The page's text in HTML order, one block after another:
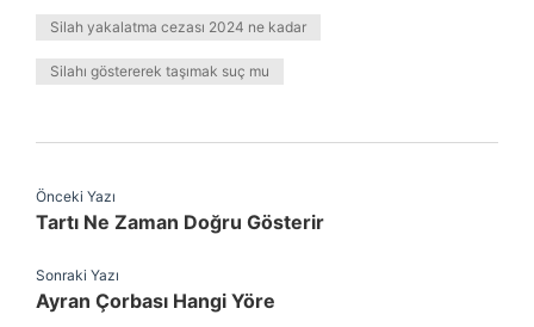
Silah yakalatma cezası 2024 ne kadar
Silahı göstererek taşımak suç mu
Önceki Yazı
Tartı Ne Zaman Doğru Gösterir
Sonraki Yazı
Ayran Çorbası Hangi Yöre